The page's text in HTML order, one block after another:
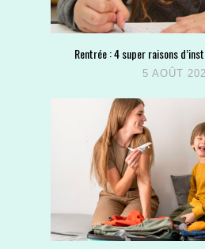
Rentrée : 4 super raisons
5 AOÛT